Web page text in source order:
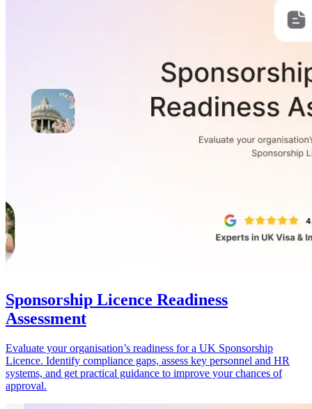
Sponsorship Licence Readiness
Assessment
Evaluate your organisation’s readiness for a UK Sponsorship
Licence. Identify compliance gaps, assess key personnel and HR
systems, and get practical guidance to improve your chances of
approval.